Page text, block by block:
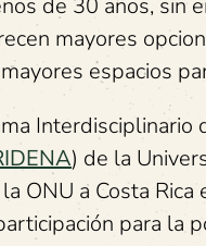
de 30 años, sin
mayores
espacios
Interdisciplinario
) de la
ONU a Costa Rica
para la